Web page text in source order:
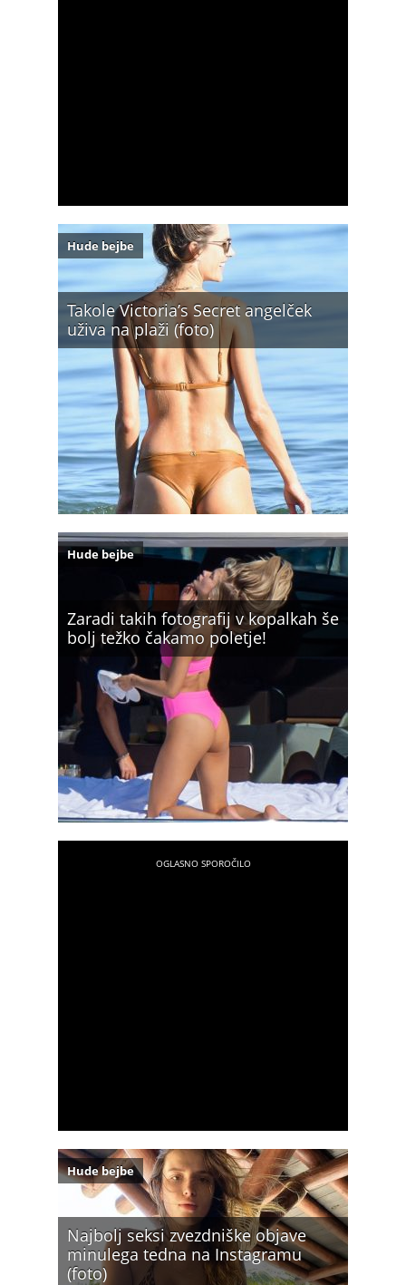
Takole Victoria’s Secret angelček
uživa na plaži (foto)
Hude bejbe
Zaradi takih fotografij v kopalkah še
bolj težko čakamo poletje!
Hude bejbe
Najbolj seksi zvezdniške objave
minulega tedna na Instagramu
(foto)
Hude bejbe